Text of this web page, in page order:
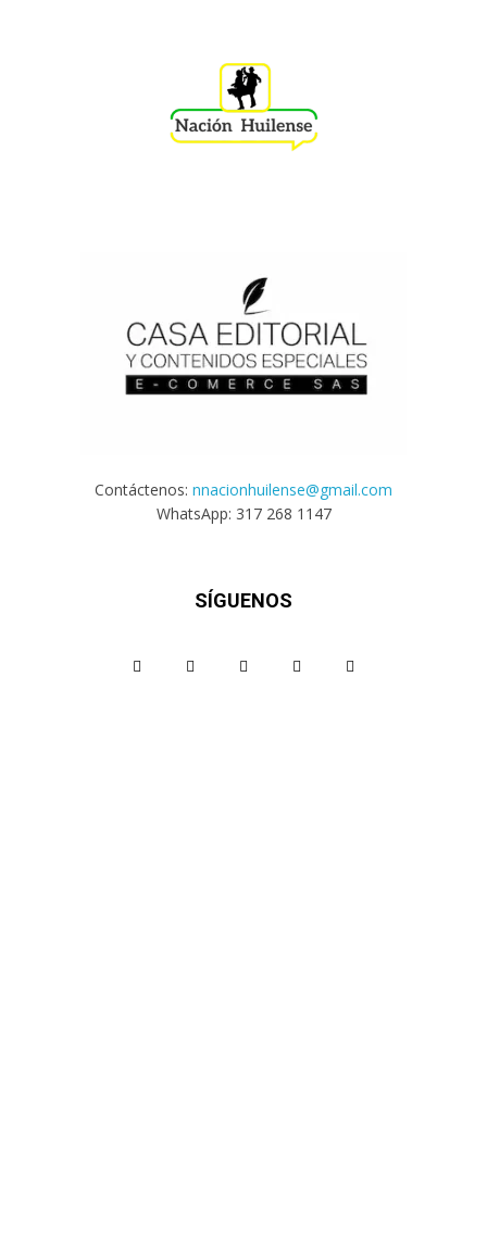
Contáctenos: nnacionhuilense@gmail.com
WhatsApp: 317 268 1147
SÍGUENOS